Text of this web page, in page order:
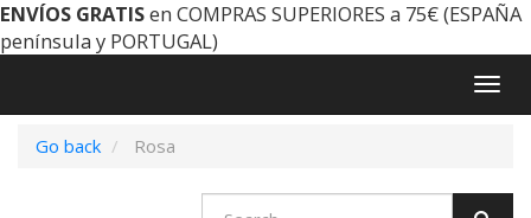
ENVÍOS GRATISen COMPRAS SUPERIORES a 75€ (ESPAÑA
península y PORTUGAL)
Go back
Rosa